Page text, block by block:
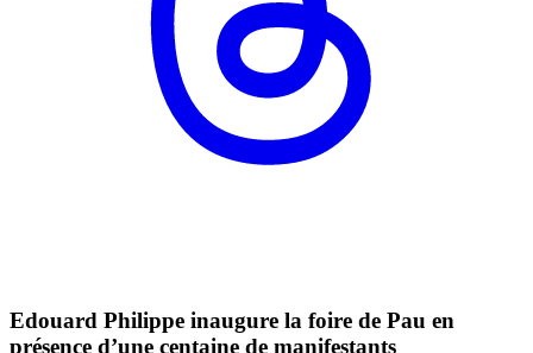
Edouard Philippe inaugure la foire de Pau en
présence d’une centaine de manifestants